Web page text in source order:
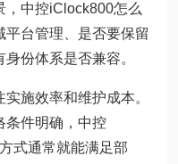
，中控iClock800怎么
台管理、是否要保留
份体系是否兼容。
施效率和维护成本。
条件明确，中控
式通常就能满足部